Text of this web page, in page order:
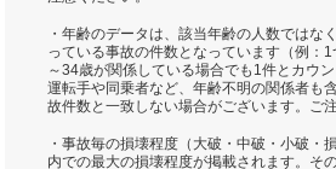
・年齢のデータは、該当年齢の人数ではな
っている事故の件数となっています（例：
～34歳が関係している場合でも1件とカウ
運転手や同乗者など、年齢不明の関係者も
故件数と一致しない場合がございます。ご
・事故毎の損壊程度（大破・中破・小破・
内での最大の損壊程度が掲載されます。そ